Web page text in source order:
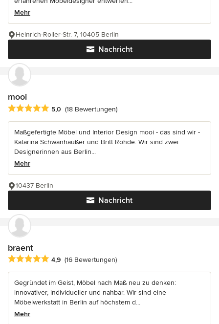
Mehr
Nachricht
Heinrich-Roller-Str. 7, 10405 Berlin
mooi
Durchschnittliche Bewertung: 5 von 5 Sternen
5,0 (18 Bewertungen)
Maßgefertigte Möbel und Interior Design mooi - das sind wir -
Katarina Schwanhäußer und Britt Rohde. Wir sind zwei
Designerinnen aus Berlin...
Mehr
Nachricht
10437 Berlin
braent
Durchschnittliche Bewertung: 4.9 von 5 Sternen
4,9 (16 Bewertungen)
Gegründet im Geist, Möbel nach Maß neu zu denken:
innovativer, individueller und nahbar. Wir sind eine
Möbelwerkstatt in Berlin auf höchstem d...
Mehr